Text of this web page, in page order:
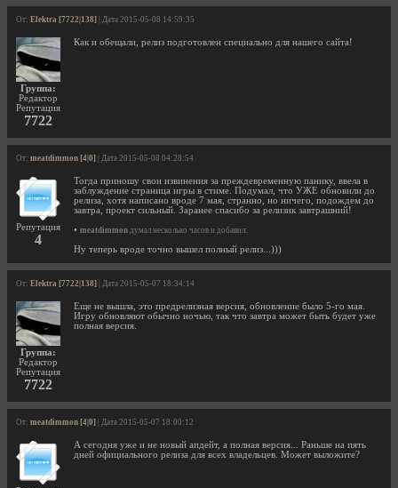
От: Elektra [7722|138] | Дата 2015-05-08 14:59:35
Группа:
Редактор
Репутация
7722
Как и обещали, релиз подготовлен специально для нашего сайта!
От: meatdimmon [4|0] | Дата 2015-05-08 04:28:54
Репутация
4
Тогда приношу свои извинения за преждевременную панику, ввела в
заблуждение страница игры в стиме. Подумал, что УЖЕ обновили до
релиза, хотя написано вроде 7 мая, странно, но ничего, подождем до
завтра, проект сильный. Заранее спасибо за релизик завтрашний!
• meatdimmon думал несколько часов и добавил:
Ну теперь вроде точно вышел полный релиз...)))
От: Elektra [7722|138] | Дата 2015-05-07 18:34:14
Группа:
Редактор
Репутация
7722
Еще не вышла, это предрелизная версия, обновление было 5-го мая.
Игру обновляют обычно ночью, так что завтра может быть будет уже
полная версия.
От: meatdimmon [4|0] | Дата 2015-05-07 18:00:12
А сегодня уже и не новый апдейт, а полная версия... Раньше на пять
дней официального релиза для всех владельцев. Может выложите?